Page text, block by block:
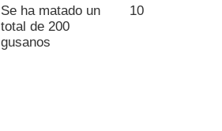
Se ha matado un
total de 200
gusanos
10